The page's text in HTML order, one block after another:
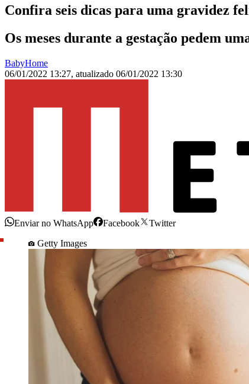
Confira seis dicas para uma gravidez
Os meses durante a gestação pedem
BabyHome
06/01/2022 13:27, atualizado 06/01/2022 13:30
Enviar no WhatsApp Facebook
Twitter
Getty Images